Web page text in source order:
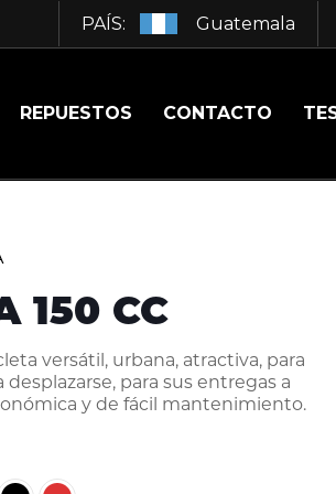
PAÍS: Guatemala
REPUESTOS CONTACTO
150 CC
versátil, urbana, atractiva, para
desplazarse, para sus entregas a
y de fácil mantenimiento.